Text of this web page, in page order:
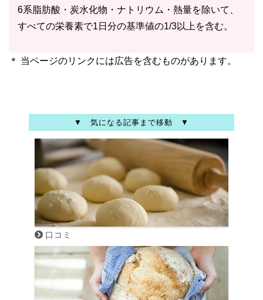
6系脂肪酸・炭水化物・ナトリウム・熱量を除いて、
すべての栄養素で1日分の基準値の1/3以上を含む。
＊ 当ページのリンクには広告を含むものがあります。
▼ 気になる記事まで移動 ▼
口コミ